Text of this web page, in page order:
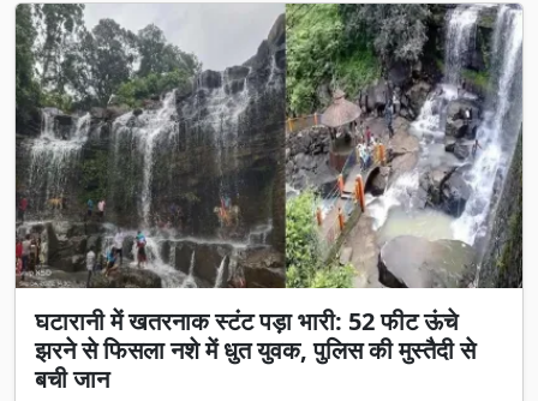
घटारानी में खतरनाक स्टंट पड़ा भारी: 52 फीट ऊंचे
झरने से फिसला नशे में धुत युवक, पुलिस की मुस्तैदी से
बची जान